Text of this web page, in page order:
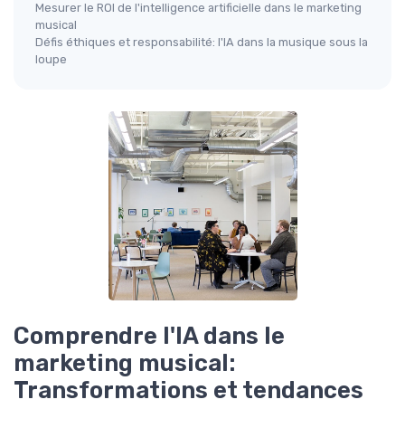
Mesurer le ROI de l'intelligence artificielle dans le marketing
musical
Défis éthiques et responsabilité: l'IA dans la musique sous la
loupe
Comprendre l'IA dans le
marketing musical:
Transformations et tendances